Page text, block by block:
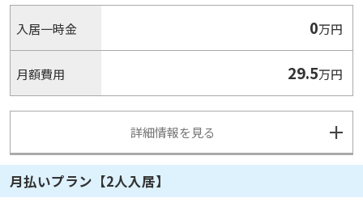
入居一時金 0万円
月額費用 29.5万円
詳細情報を見る
月払いプラン【2人入居】